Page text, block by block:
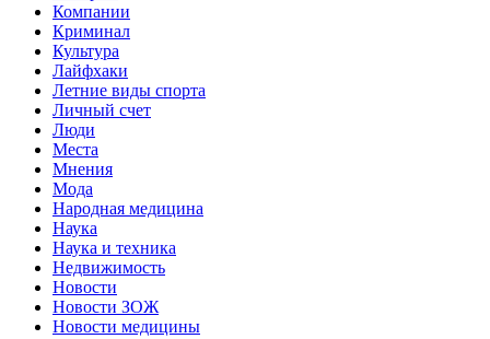
Компании
Криминал
Культура
Лайфхаки
Летние виды спорта
Личный счет
Люди
Места
Мнения
Мода
Народная медицина
Наука
Наука и техника
Недвижимость
Новости
Новости ЗОЖ
Новости медицины